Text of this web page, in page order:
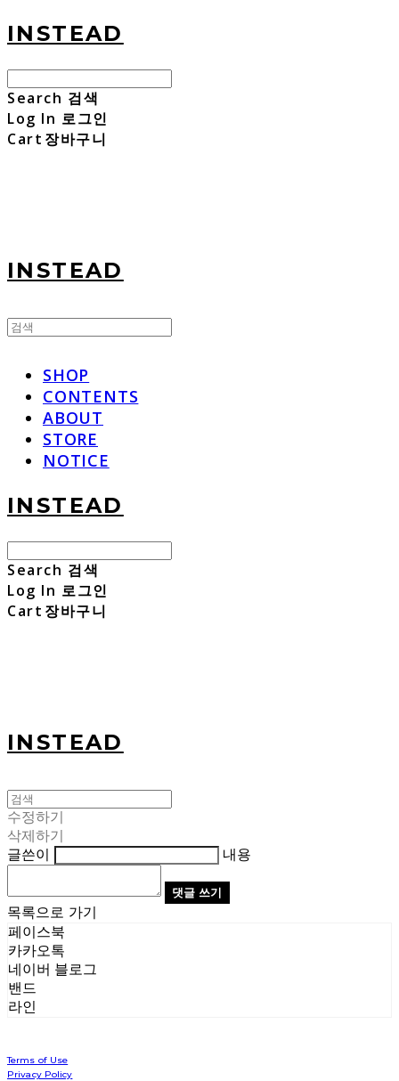
INSTEAD
Search 검색
Log In 로그인
Cart 장바구니
INSTEAD
SHOP
CONTENTS
ABOUT
STORE
NOTICE
INSTEAD
Search 검색
Log In 로그인
Cart 장바구니
INSTEAD
수정하기
삭제하기
글쓴이
내용
댓글 쓰기
목록으로 가기
페이스북
카카오톡
네이버 블로그
밴드
라인
Terms of Use
Privacy Policy